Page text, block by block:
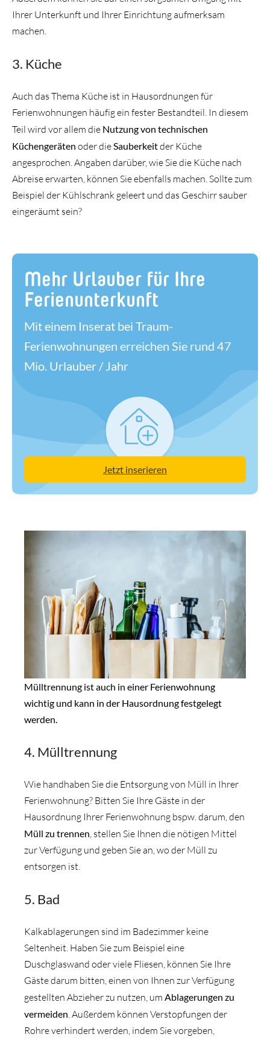
Ihrer Unterkunft und Ihrer Einrichtung aufmerksam
machen.
3. Küche
Auch das Thema Küche ist in Hausordnungen für
Ferienwohnungen häufig ein fester Bestandteil. In diesem
Teil wird vor allem die Nutzung von technischen
Küchengeräten oder dieSauberkeitder Küche
angesprochen. Angaben darüber, wie Sie die Küche nach
Abreise erwarten, können Sie ebenfalls machen. Sollte zum
Beispiel der Kühlschrank geleert und das Geschirr sauber
eingeräumt sein?
Mehr Urlauber für Ihre
Ferienunterkunft
Mit einem Inserat bei Traum-
Ferienwohnungen erreichen Sie rund 47
Mio. Urlauber / Jahr
Jetzt inserieren
Mülltrennung ist auch in einer Ferienwohnung
wichtig und kann in der Hausordnung festgelegt
werden.
4. Mülltrennung
Wie handhaben Sie die Entsorgung von Müll in Ihrer
Ferienwohnung? Bitten Sie Ihre Gäste in der
Hausordnung Ihrer Ferienwohnung bspw. darum, den
Müll zu trennen, stellen Sie Ihnen die nötigen Mittel
zur Verfügung und geben Sie an, wo der Müll zu
entsorgen ist.
5. Bad
Kalkablagerungen sind im Badezimmer keine
Seltenheit. Haben Sie zum Beispiel eine
Duschglaswand oder viele Fliesen, können Sie Ihre
Gäste darum bitten, einen von Ihnen zur Verfügung
gestellten Abzieher zu nutzen, um Ablagerungen zu
vermeiden. Außerdem können Verstopfungen der
Rohre verhindert werden, indem Sie vorgeben,